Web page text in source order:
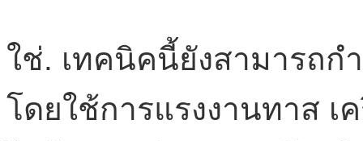
ใช่. เทคนิคนี้ยังสามารถ
โดยใช้การแรงงานทาส เ